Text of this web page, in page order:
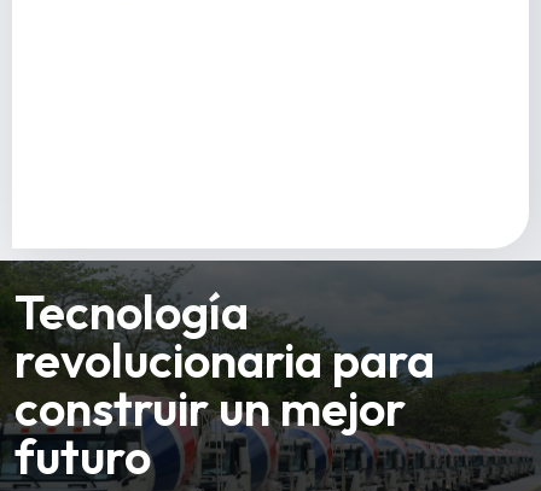
Tecnología
revolucionaria para
construir un mejor
futuro